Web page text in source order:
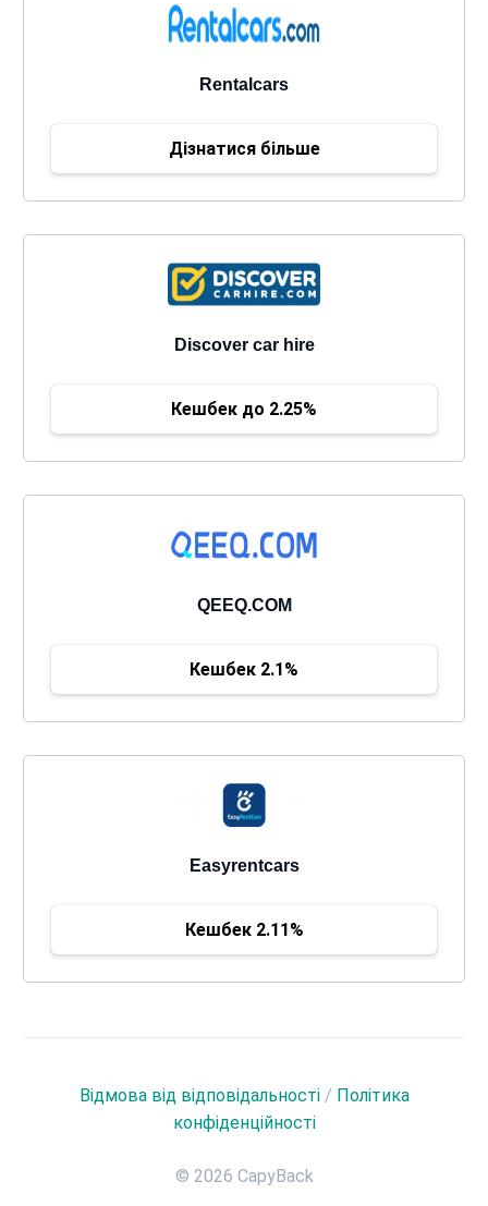
Rentalcars
Дізнатися більше
Discover car hire
Кешбек до 2.25%
QEEQ.COM
Кешбек 2.1%
Easyrentcars
Кешбек 2.11%
Відмова від відповідальності/ Політика
конфіденційності
© 2026 CapyBack